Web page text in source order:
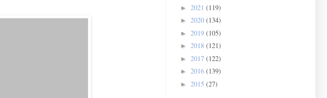
► 2021 (119)
► 2020 (134)
► 2019 (105)
► 2018 (121)
► 2017 (122)
► 2016 (139)
► 2015 (27)